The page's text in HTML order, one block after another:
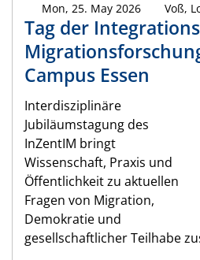
Mon, 25. May 2026 Voß,
Tag der
Campus Essen
Interdisziplinäre
Jubiläumstagung des
InZentIM bringt
Wissenschaft, Praxis und
Öffentlichkeit zu aktuellen
Fragen von Migration,
Demokratie und
gesellschaftlicher Teilhabe